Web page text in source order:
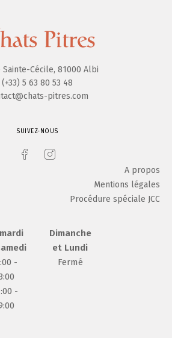
SUIVEZ-NOUS
Sainte-Cécile, 81000 Albi
(+33) 5 63 80 53 48
pitres.com
A propos
Mentions légales
Procédure spéciale JCC
-
-
Dimanche
et Lundi
Fermé